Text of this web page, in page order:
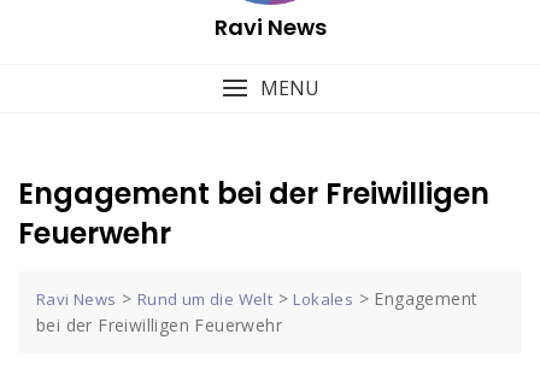
Ravi News
MENU
Engagement bei der Freiwilligen
Feuerwehr
Ravi News > Rund um die Welt > Lokales > Engagement
bei der Freiwilligen Feuerwehr